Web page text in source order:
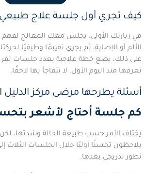
كيف تجري أول جلسة علاج
في زيارتك الأولى، يجلس معك المعالج
الألم أو الإصابة، ثم يجري تقييمًا وظيفيًا
على ذلك، يضع خطة علاجية بعدد جلسات
تعرفها منذ اليوم الأول، لا تتفاجأ بها لاحقًا.
أسئلة يطرحها مرضى مركز الدليل
كم جلسة أحتاج لأشعر
يختلف الأمر حسب طبيعة الحالة وشدتها،
يلاحظون تحسنًا أوليًا خلال الجلسات الثلاث
تطور تدريجي بعدها.